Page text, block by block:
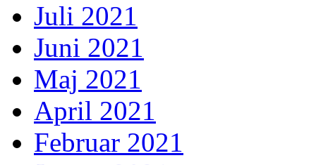
Juli 2021
Juni 2021
Maj 2021
April 2021
Februar 2021